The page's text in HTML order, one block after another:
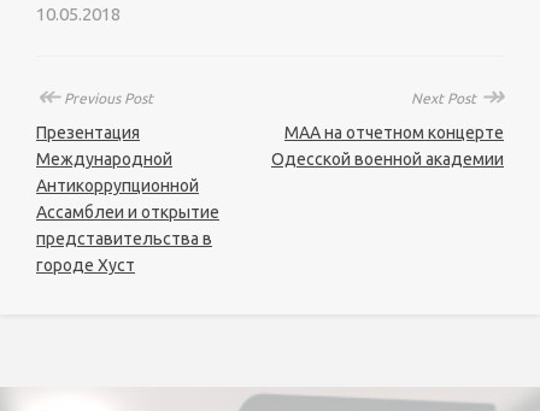
10.05.2018
↞Previous Post
Презентация
Международной
Антикоррупционной
Ассамблеи и открытие
представительства в
городе Хуст
Next Post ↠
МАА на отчетном концерте
Одесской военной академии